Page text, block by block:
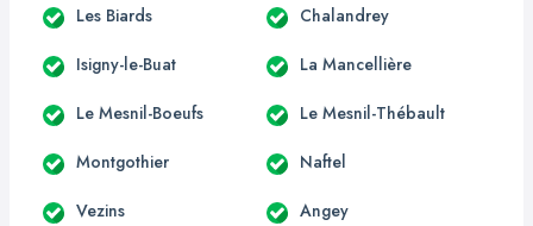
Les Biards Chalandrey
Isigny-le-Buat La Mancellière
Le Mesnil-Boeufs Le Mesnil-Thébault
Montgothier Naftel
Vezins Angey